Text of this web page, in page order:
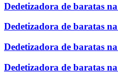
Dedetizadora de baratas
Dedetizadora de baratas
Dedetizadora de baratas
Dedetizadora de baratas